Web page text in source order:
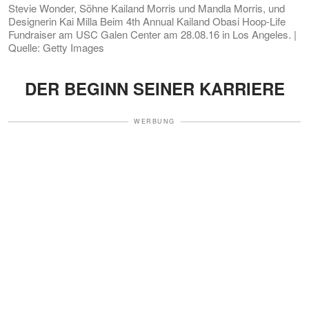
Stevie Wonder, Söhne Kailand Morris und Mandla Morris, und
Designerin Kai Milla Beim 4th Annual Kailand Obasi Hoop-Life
Fundraiser am USC Galen Center am 28.08.16 in Los Angeles. |
Quelle: Getty Images
DER BEGINN SEINER KARRIERE
WERBUNG